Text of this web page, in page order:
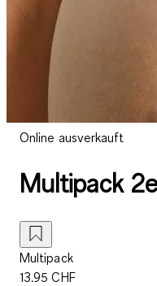
Online ausverkauft
Multipack
Multipack
13.95 CHF